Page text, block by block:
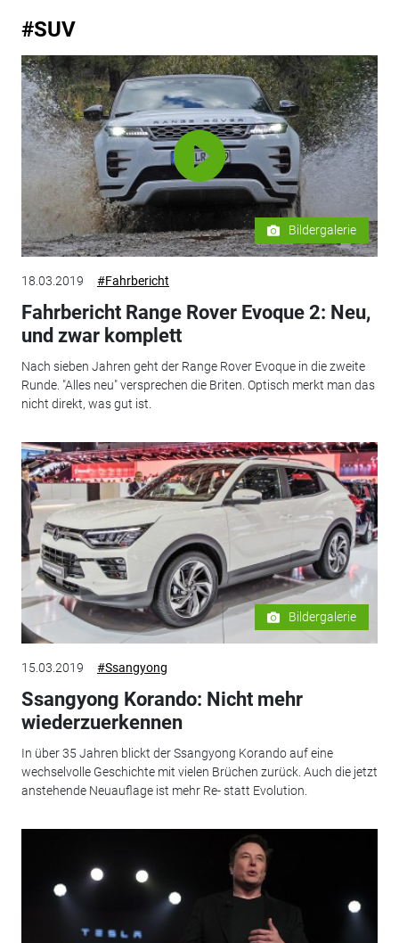
#SUV
Bildergalerie
18.03.2019 #Fahrbericht
Fahrbericht Range Rover Evoque 2: Neu,
und zwar komplett
Nach sieben Jahren geht der Range Rover Evoque in die zweite
Runde. "Alles neu" versprechen die Briten. Optisch merkt man das
nicht direkt, was gut ist.
Bildergalerie
15.03.2019 #Ssangyong
Ssangyong Korando: Nicht mehr
wiederzuerkennen
In über 35 Jahren blickt der Ssangyong Korando auf eine
wechselvolle Geschichte mit vielen Brüchen zurück. Auch die jetzt
anstehende Neuauflage ist mehr Re- statt Evolution.